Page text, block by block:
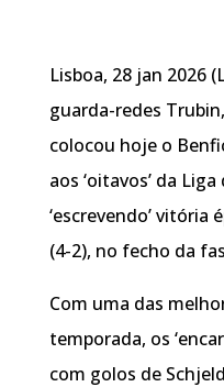
Lisboa, 28 jan 2026
guarda-redes
colocou hoje o
aos ‘oitavos’ da
‘escrevendo’ vitória
(4-2), no fecho da
Com uma das
temporada, os
com golos de